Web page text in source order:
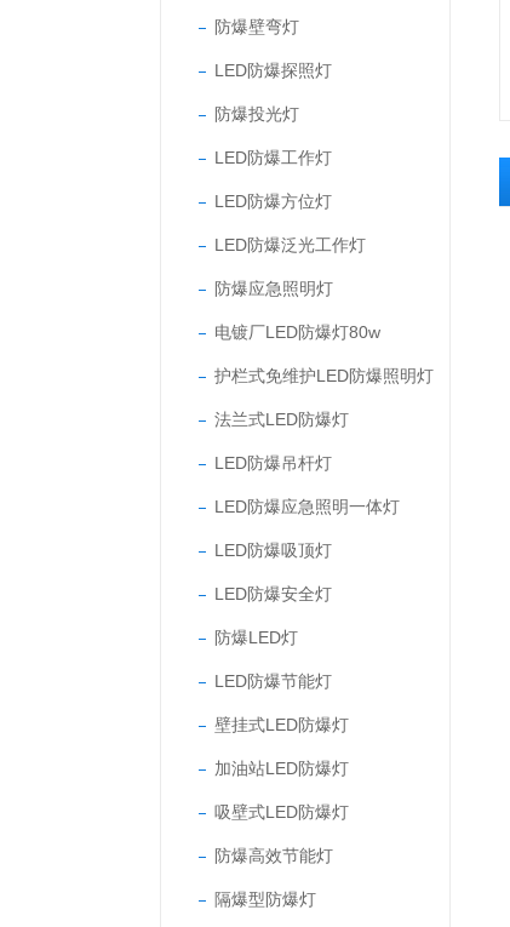
防爆壁弯灯
LED防爆探照灯
防爆投光灯
LED防爆工作灯
LED防爆方位灯
LED防爆泛光工作灯
防爆应急照明灯
电镀厂LED防爆灯80w
护栏式免维护LED防爆照明灯
法兰式LED防爆灯
LED防爆吊杆灯
LED防爆应急照明一体灯
LED防爆吸顶灯
LED防爆安全灯
防爆LED灯
LED防爆节能灯
壁挂式LED防爆灯
加油站LED防爆灯
吸壁式LED防爆灯
防爆高效节能灯
隔爆型防爆灯